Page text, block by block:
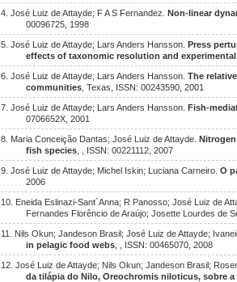
4. José Luiz de Attayde; F A S Fernandez. Non-linear
00096725, 1998
5. José Luiz de Attayde; Lars Anders Hansson. Press
effects of taxonomic resolution and
6. José Luiz de Attayde; Lars Anders Hansson. The
communities , Texas, ISSN: 00243590, 2001
7. José Luiz de Attayde; Lars Anders Hansson. Fish-
0706652X, 2001
8. Maria Conceição Dantas; José Luiz de Attayde.
fish species , , ISSN: 00221112, 2007
9. José Luiz de Attayde; Michel Iskin; Luciana Carneiro. O
2006
10. Eneida Eslinazi-Sant´Anna; R Panosso; José Luiz de
Fernandes Florêncio de Araújo; Josette Lourdes de
11. Nils Okun; Jandeson Brasil; José Luiz de Attayde;
in pelagic food webs , , ISSN: 00465070, 2008
12. José Luiz de Attayde; Nils Okun; Jandeson Brasil;
da tilápia do Nilo, Oreochromis niloticus, sobre